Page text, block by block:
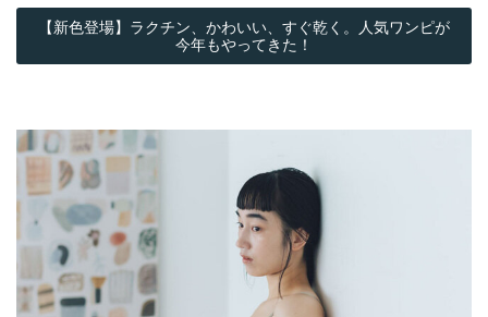
【新色登場】ラクチン、かわいい、すぐ乾く。人気ワンピが
今年もやってきた！